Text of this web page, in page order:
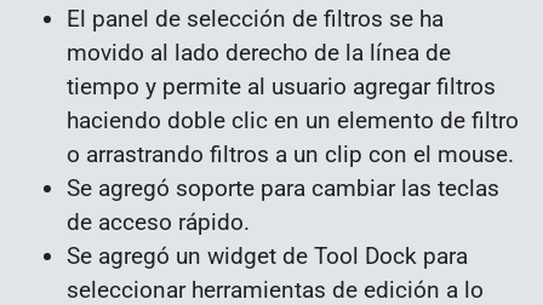
El panel de selección de filtros se ha
movido al lado derecho de la línea de
tiempo y permite al usuario agregar filtros
haciendo doble clic en un elemento de filtro
o arrastrando filtros a un clip con el mouse.
Se agregó soporte para cambiar las teclas
de acceso rápido.
Se agregó un widget de Tool Dock para
seleccionar herramientas de edición a lo